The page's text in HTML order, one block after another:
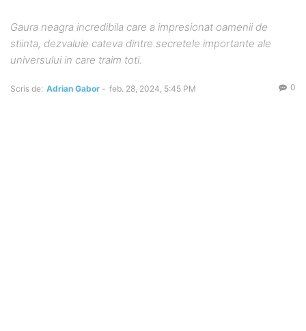
Gaura neagra incredibila care a impresionat oamenii de
stiinta, dezvaluie cateva dintre secretele importante ale
universului in care traim toti.
Scris de: Adrian Gabor - feb. 28, 2024, 5:45 PM 0